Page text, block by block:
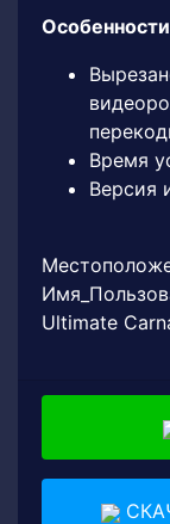
Время
Версия
Ultimate